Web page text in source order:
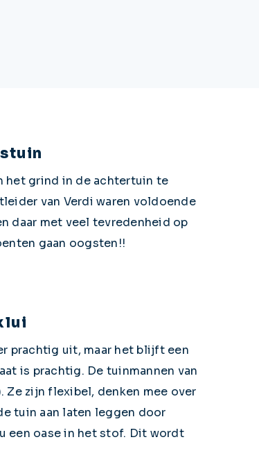
het grind in de achtertuin te
van Verdi waren voldoende
daar met veel tevredenheid op
gaan oogsten!!
prachtig uit, maar het blijft een
is prachtig. De tuinmannen van
Ze zijn flexibel, denken mee over
tuin aan laten leggen door
een oase in het stof. Dit wordt